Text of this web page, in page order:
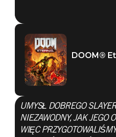
DOOM®
UMYSŁ DOBREGO
NIEZAWODNY, JAK JEGO
WIĘC